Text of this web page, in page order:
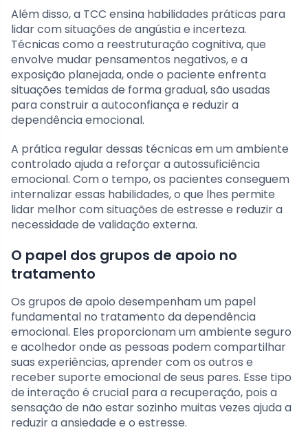
Além disso, a TCC ensina habilidades práticas para
lidar com situações de angústia e incerteza.
Técnicas como a reestruturação cognitiva, que
envolve mudar pensamentos negativos, e a
exposição planejada, onde o paciente enfrenta
situações temidas de forma gradual, são usadas
para construir a autoconfiança e reduzir a
dependência emocional.
A prática regular dessas técnicas em um ambiente
controlado ajuda a reforçar a autossuficiência
emocional. Com o tempo, os pacientes conseguem
internalizar essas habilidades, o que lhes permite
lidar melhor com situações de estresse e reduzir a
necessidade de validação externa.
O papel dos grupos de apoio no
tratamento
Os grupos de apoio desempenham um papel
fundamental no tratamento da dependência
emocional. Eles proporcionam um ambiente seguro
e acolhedor onde as pessoas podem compartilhar
suas experiências, aprender com os outros e
receber suporte emocional de seus pares. Esse tipo
de interação é crucial para a recuperação, pois a
sensação de não estar sozinho muitas vezes ajuda a
reduzir a ansiedade e o estresse.